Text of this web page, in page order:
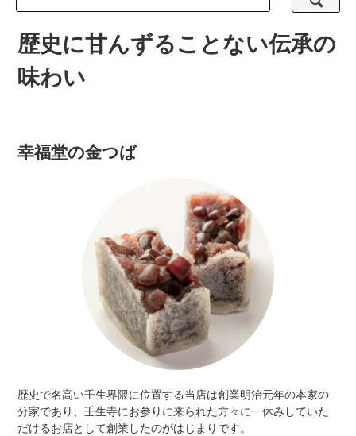
歴史に甘んずることない伝承の
味わい
幸福堂の金つば
歴史で名高い壬生界隈に位置する当店は創業明治元年の本家の
分家であり、壬生寺にお参りに来られた方々に一休みしていた
だけるお店として創業したのがはじまりです。